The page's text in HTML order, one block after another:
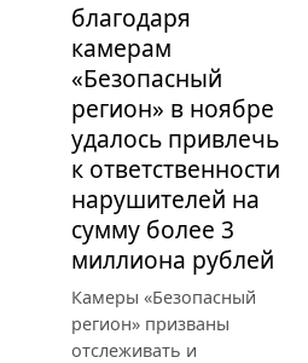
благодаря
камерам
«Безопасный
регион» в ноябре
удалось привлечь
к ответственности
нарушителей на
сумму более 3
миллиона рублей
Камеры «Безопасный
регион» призваны
отслеживать и